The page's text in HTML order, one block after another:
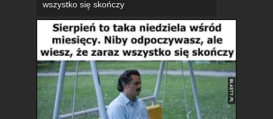
wszystko się skończy